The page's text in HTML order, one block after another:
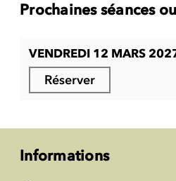
Prochaines séances
VENDREDI 12 MARS
Réserver
Informations